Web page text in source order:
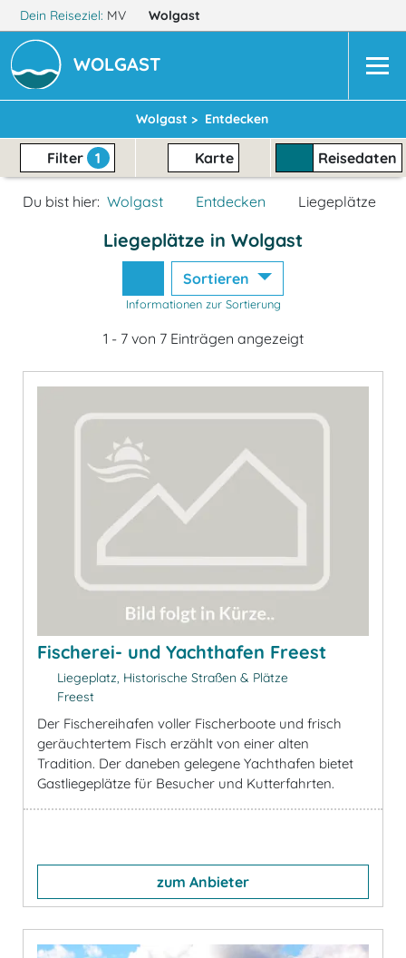
Dein Reiseziel: MV Wolgast
WOLGAST
Wolgast > Entdecken
Filter 1 Karte Reisedaten
Du bist hier: Wolgast Entdecken Liegeplätze
Liegeplätze in Wolgast
Sortieren
Informationen zur Sortierung
1 - 7 von 7 Einträgen angezeigt
Fischerei- und Yachthafen Freest
Liegeplatz, Historische Straßen & Plätze
Freest
Der Fischereihafen voller Fischerboote und frisch
geräuchtertem Fisch erzählt von einer alten
Tradition. Der daneben gelegene Yachthafen bietet
Gastliegeplätze für Besucher und Kutterfahrten.
zum Anbieter